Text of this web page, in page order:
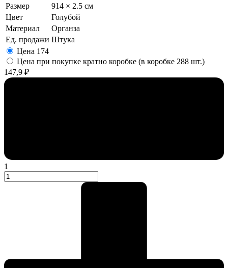
Размер
914 × 2.5 см
Цвет
Голубой
Материал
Органза
Ед. продажи Штука
Цена 174
Цена при покупке кратно коробке (в коробке 288 шт.)
147,9 ₽
1